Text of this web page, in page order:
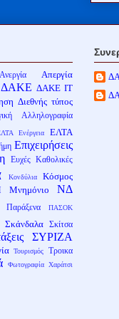
Ανεργία Απεργία
ΔΑΚΕ ΔΑΚΕ ΙΤ
Διεθνής τύπος
Αλληλογραφία
Ενέργεια
ΕΛΤΑ
Επιχειρήσεις
Ευχές Καθολικές
Κονδύλια Κόσμος
Μνημόνιο ΝΔ
Παράξενα ΠΑΣΟΚ
Σκάνδαλα
Σκίτσα
ΣΥΡΙΖΑ
Τουρισμός Τροικα
Φωτογραφία Χαράτσι